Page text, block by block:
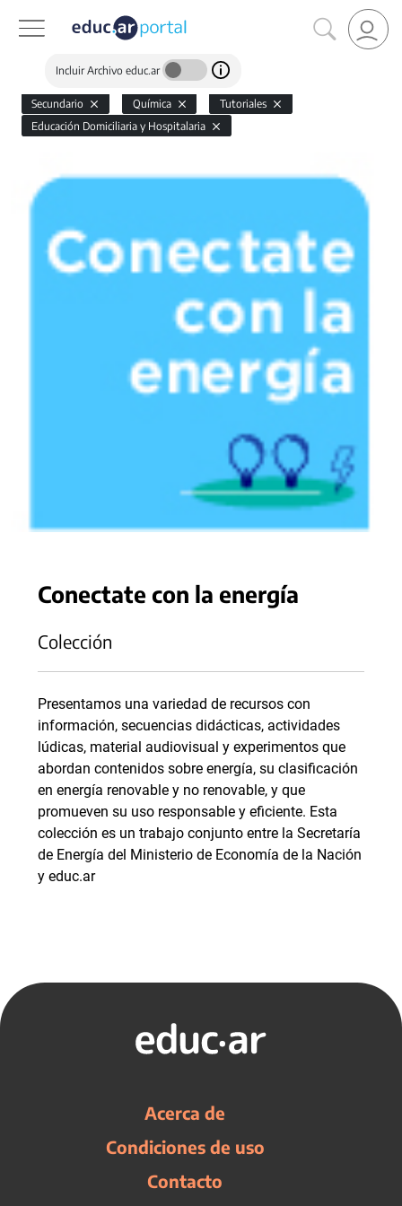
Incluir Archivo educ.ar
Secundario Química
Tutoriales
Educación Domiciliaria y Hospitalaria
Conectate con la energía
Colección
Presentamos una variedad de recursos con
información, secuencias didácticas, actividades
lúdicas, material audiovisual y experimentos que
abordan contenidos sobre energía, su clasificación
en energía renovable y no renovable, y que
promueven su uso responsable y eficiente. Esta
colección es un trabajo conjunto entre la Secretaría
de Energía del Ministerio de Economía de la Nación
y educ.ar
Acerca de
Condiciones de uso
Contacto